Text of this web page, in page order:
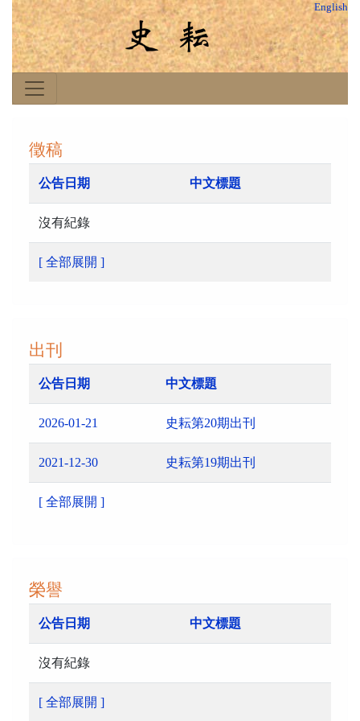
English
徵稿
公告日期 中文標題
沒有紀錄
[ 全部展開 ]
出刊
公告日期 中文標題
2026-01-21 史耘第20期出刊
2021-12-30 史耘第19期出刊
[ 全部展開 ]
榮譽
公告日期 中文標題
沒有紀錄
[ 全部展開 ]